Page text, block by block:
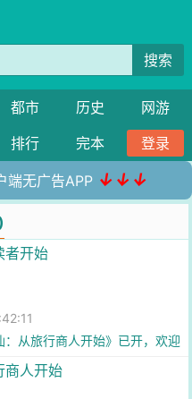
搜索
都市 历史
网游
排行 完本 登录
端无广告APP ↓↓↓
者开始
：从旅行商人开始》已开，欢迎
商人开始